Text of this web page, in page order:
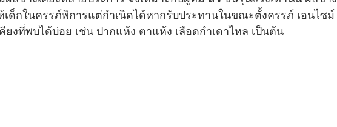
เด็กในครรภ์พิการแต่กำเนิดได้หากรับประทานในขณะตั้งครรภ์ เอนไซม์
ยงที่พบได้บ่อย เช่น ปากแห้ง ตาแห้ง เลือดกำเดาไหล เป็นต้น